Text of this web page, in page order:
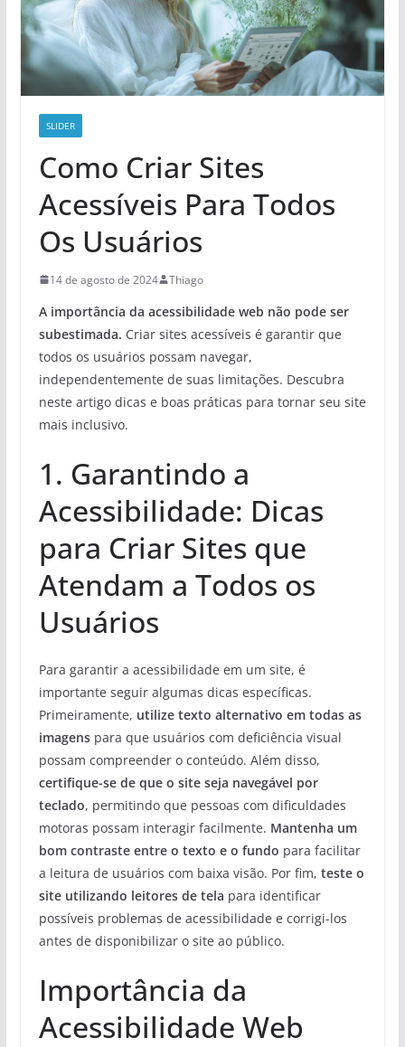
SLIDER
Como Criar Sites
Acessíveis Para Todos
Os Usuários
14 de agosto de 2024 Thiago
A importância da acessibilidade web não pode ser
subestimada. Criar sites acessíveis é garantir que
todos os usuários possam navegar,
independentemente de suas limitações. Descubra
neste artigo dicas e boas práticas para tornar seu site
mais inclusivo.
1. Garantindo a
Acessibilidade: Dicas
para Criar Sites que
Atendam a Todos os
Usuários
Para garantir a acessibilidade em um site, é
importante seguir algumas dicas específicas.
Primeiramente, utilize texto alternativo em todas as
imagenspara que usuários com deficiência visual
possam compreender o conteúdo. Além disso,
certifique-se de que o site seja navegável por
teclado, permitindo que pessoas com dificuldades
motoras possam interagir facilmente. Mantenha um
bom contraste entre o texto e o fundo para facilitar
a leitura de usuários com baixa visão. Por fim, teste o
site utilizando leitores de tela para identificar
possíveis problemas de acessibilidade e corrigi-los
antes de disponibilizar o site ao público.
Importância da
Acessibilidade Web